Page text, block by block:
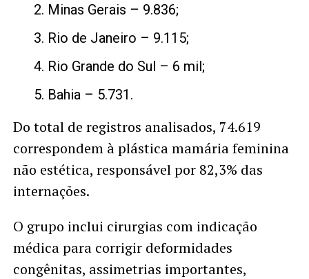
Minas Gerais – 9.836;
Rio de Janeiro – 9.115;
Rio Grande do Sul – 6 mil;
Bahia – 5.731.
Do total de registros analisados, 74.619
correspondem à plástica mamária feminina
não estética, responsável por 82,3% das
internações.
O grupo inclui cirurgias com indicação
médica para corrigir deformidades
congênitas, assimetrias importantes,